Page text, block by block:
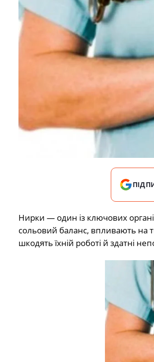
Нирки — один із ключових
сольовий баланс, впливають на
шкодять їхній роботі й здатні